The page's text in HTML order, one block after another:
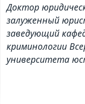
Доктор
залуженный
заведующий
криминологии
университета